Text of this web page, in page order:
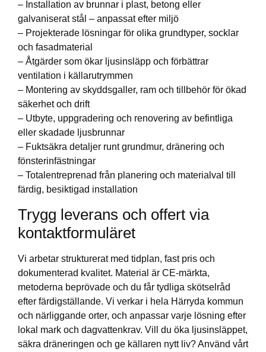
– Installation av brunnar i plast, betong eller
galvaniserat stål – anpassat efter miljö
– Projekterade lösningar för olika grundtyper, socklar
och fasadmaterial
– Åtgärder som ökar ljusinsläpp och förbättrar
ventilation i källarutrymmen
– Montering av skyddsgaller, ram och tillbehör för ökad
säkerhet och drift
– Utbyte, uppgradering och renovering av befintliga
eller skadade ljusbrunnar
– Fuktsäkra detaljer runt grundmur, dränering och
fönsterinfästningar
– Totalentreprenad från planering och materialval till
färdig, besiktigad installation
Trygg leverans och offert via
kontaktformuläret
Vi arbetar strukturerat med tidplan, fast pris och
dokumenterad kvalitet. Material är CE-märkta,
metoderna beprövade och du får tydliga skötselråd
efter färdigställande. Vi verkar i hela Härryda kommun
och närliggande orter, och anpassar varje lösning efter
lokal mark och dagvattenkrav. Vill du öka ljusinsläppet,
säkra dräneringen och ge källaren nytt liv? Använd vårt